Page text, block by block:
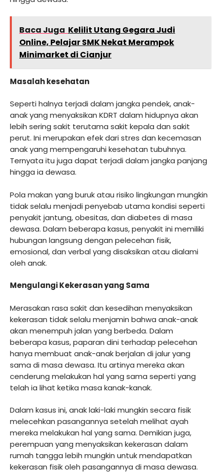
Baca Juga Kelilit Utang Gegara Judi
Online, Pelajar SMK Nekat Merampok
Minimarket di Cianjur
Masalah kesehatan
Seperti halnya terjadi dalam jangka pendek, anak-
anak yang menyaksikan KDRT dalam hidupnya akan
lebih sering sakit terutama sakit kepala dan sakit
perut. Ini merupakan efek dari stres dan kecemasan
anak yang mempengaruhi kesehatan tubuhnya.
Ternyata itu juga dapat terjadi dalam jangka panjang
hingga ia dewasa.
Pola makan yang buruk atau risiko lingkungan mungkin
tidak selalu menjadi penyebab utama kondisi seperti
penyakit jantung, obesitas, dan diabetes di masa
dewasa. Dalam beberapa kasus, penyakit ini memiliki
hubungan langsung dengan pelecehan fisik,
emosional, dan verbal yang disaksikan atau dialami
oleh anak.
Mengulangi Kekerasan yang Sama
Merasakan rasa sakit dan kesedihan menyaksikan
kekerasan tidak selalu menjamin bahwa anak-anak
akan menempuh jalan yang berbeda. Dalam
beberapa kasus, paparan dini terhadap pelecehan
hanya membuat anak-anak berjalan di jalur yang
sama di masa dewasa. Itu artinya mereka akan
cenderung melakukan hal yang sama seperti yang
telah ia lihat ketika masa kanak-kanak.
Dalam kasus ini, anak laki-laki mungkin secara fisik
melecehkan pasangannya setelah melihat ayah
mereka melakukan hal yang sama. Demikian juga,
perempuan yang menyaksikan kekerasan dalam
rumah tangga lebih mungkin untuk mendapatkan
kekerasan fisik oleh pasangannya di masa dewasa.